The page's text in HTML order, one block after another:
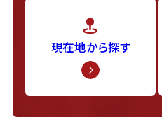
現在地から探す